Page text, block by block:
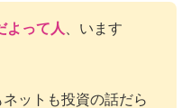
よって人
、います
ットも投資の話だら